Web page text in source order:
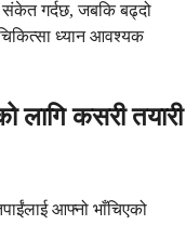
गर्दछ, जबकि बढ्दो
ध्यान आवश्यक
लागि कसरी तयारी
आफ्नो भाँचिएको